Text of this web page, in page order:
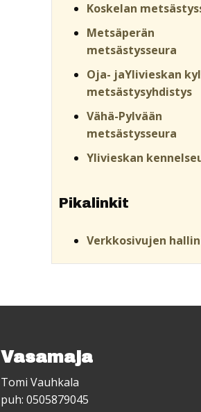
Koskelan
Metsäperän
metsästysseura
Oja- jaYlivieskan
metsästysyhdistys
Vähä-Pylvään
metsästysseura
Ylivieskan
Pikalinkit
Verkkosivujen
Vasamaja
Tomi Vauhkala
puh: 0505879045